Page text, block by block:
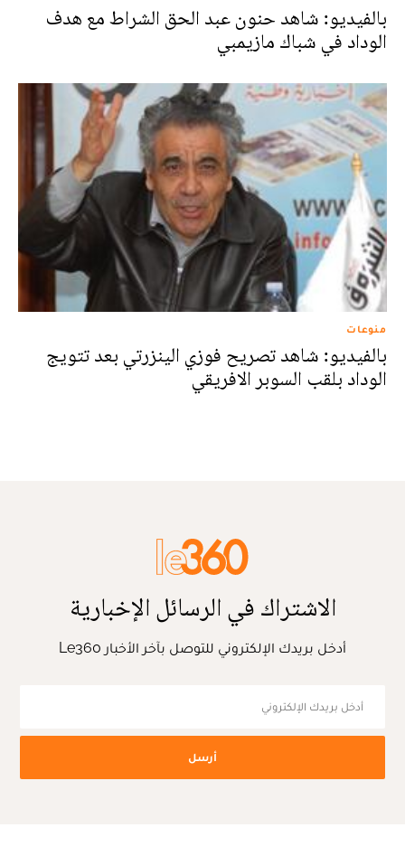
بالفيديو: شاهد حنون عبد الحق الشراط مع هدف
الوداد في شباك مازيمبي
منوعات
بالفيديو: شاهد تصريح فوزي الينزرتي بعد تتويج
الوداد بلقب السوبر الافريقي
الاشتراك في الرسائل الإخبارية
أدخل بريدك الإلكتروني للتوصل بآخر الأخبار Le360
أرسل